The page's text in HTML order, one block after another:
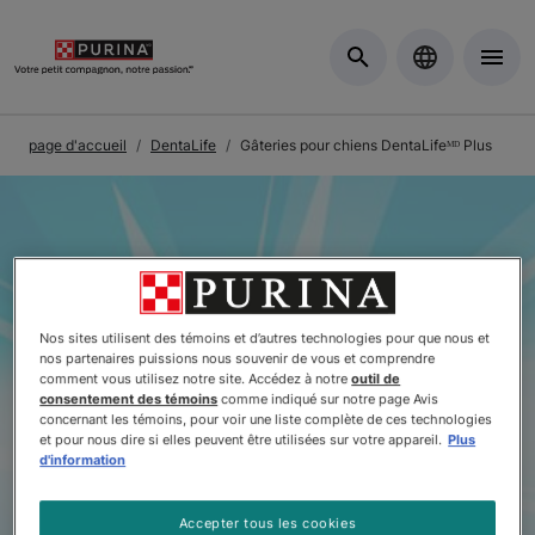
page d'accueil DentaLife Gâteries pour chiens DentaLifeᴹᴰ Plus
Nos sites utilisent des témoins et d’autres technologies pour que nous et
nos partenaires puissions nous souvenir de vous et comprendre
comment vous utilisez notre site. Accédez à notreoutil de
consentement des témoins comme indiqué sur notre page Avis
concernant les témoins, pour voir une liste complète de ces technologies
et pour nous dire si elles peuvent être utilisées sur votre appareil. Plus
d'information
Accepter tous les cookies